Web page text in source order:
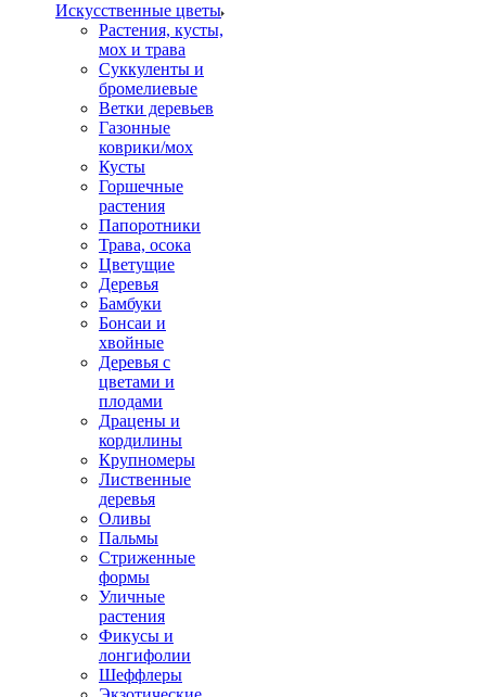
Искусственные цветы
Растения, кусты,
мох и трава
Суккуленты и
бромелиевые
Ветки деревьев
Газонные
коврики/мох
Кусты
Горшечные
растения
Папоротники
Трава, осока
Цветущие
Деревья
Бамбуки
Бонсаи и
хвойные
Деревья с
цветами и
плодами
Драцены и
кордилины
Крупномеры
Лиственные
деревья
Оливы
Пальмы
Стриженные
формы
Уличные
растения
Фикусы и
лонгифолии
Шеффлеры